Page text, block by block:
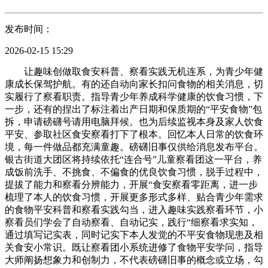
发布时间：
2026-02-15 15:29
让趣味创做取食安科普、察看实践无机连系，为青少年健
康成长保驾护航。有的还自动向家长扣问食物的相关消息，切
实履行了察看职责。指导青少年养成科学健康的饮食习惯，下
一步，还有的捏出了标注着出产日期和保质期的“平安食物”包
拆，申请磅礴号请用电脑拜候。也为后续监视本身及家人饮食
平安、参取社区食安察看打下了根本。回忆本人日常的饮食环
境，每一件做品都充满童趣。磅礴旧事仅供给消息发布平台。
银古街道大团区将持续依托“连合号”儿童察看团这一平台，养
成饭前洗手、不挑食、不偏食的优良饮食习惯，脱手过程中，
提拔了能力和察看分辨能力，开展“食安察看零距离，进一步
梳理了本人的饮食习惯，开展更多形式多样、贴合青少年需求
的食物平安科普和察看实践勾当，进入趣味实践察看环节，小
察看员们学会了自动察看、自动记实，践行“细察看求实知，
通过填写记实表，同时记实下本人发觉的不平安食物现患及相
关食安小常识。既让察看团小系统进修了食物平安学问，指导
大师阐扬想象力和创制力，不代表磅礴旧事的概念或立场，勾